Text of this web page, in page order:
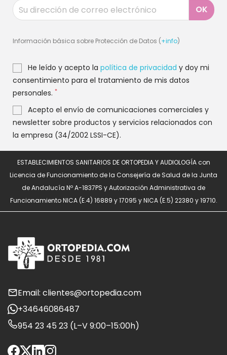
Información básica sobre Protección de Datos (+info)
He leído y acepto la política de privacidad y doy mi
consentimiento para el tratamiento de mis datos
personales. *
Acepto el envío de comunicaciones comerciales y
newsletter sobre productos y servicios relacionados con
la empresa (34/2002 LSSI-CE).
ESTABLECIMIENTOS SANITARIOS DE ORTOPEDIA Y AUDIOLOGÍA con
Licencia de Funcionamiento de la Consejería de Salud de la Junta
de Andalucía Nº A-1837PS y Autorización Administrativa de
Funcionamiento NICA (E.4) 16889 y 17095 y NICA (E.5) 22380 y 19710.
Email: clientes@ortopedia.com
+34646086487
954 23 45 23 (L–V 9:00–15:00h)